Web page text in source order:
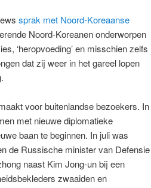
sprak met Noord-Koreaanse
Noord-Koreanen onderworpen
‘heropvoeding’ en misschien zelfs
dat zij weer in het gareel lopen
voor buitenlandse bezoekers. In
met nieuwe diplomatieke
baan te beginnen. In juli was
de Russische minister van Defensie
naast Kim Jong-un bij een
zwaaiden en